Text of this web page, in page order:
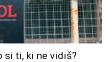
si ti, ki ne vidiš?